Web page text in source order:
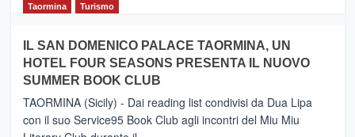
Zanzibar
da
Neos
PIEDIMONTE
ETNEO
–
Meta
turistica
privilegiata
Taormina Turismo
IL SAN DOMENICO PALACE TAORMINA, UN
HOTEL FOUR SEASONS PRESENTA IL NUOVO
SUMMER BOOK CLUB
TAORMINA (Sicily) - Dai reading list condivisi da Dua Lipa
con il suo Service95 Book Club agli incontri del Miu Miu